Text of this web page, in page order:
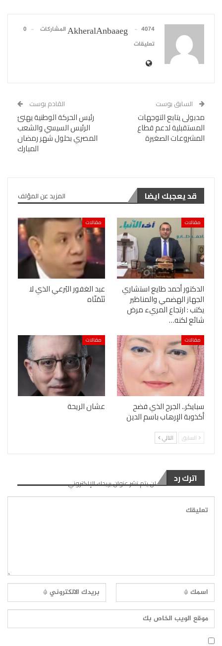
AkheralAnbaaeg 4074 المشاركات
0
تعليقات
السابق بوست
مدبولى يتابع التوجهات
المستقبلية لدعم قطاع
المشروعات الصغيرة
القادم بوست
رئيس الحركة الوطنية يهنئ
الرئيس السيسي والشعب
المصري بحلول شهر رمضان
المبارك
قد يعجبك ايضا المزيد عن المؤلف
مقالات
الدكتور أحمد طايع استشاري
الجهاز الهضمي والمناظير
يكتب : ارتجاع المريء مرض
شائع لكنه…
مقالات
عبد الغفور البُرعي الذي لا
نَتَمَنّاه
مقالات
سبايكر.. الجرح الذي فضح
أكذوبة الإرهاب باسم الدين
مقالات
عشان الريحة
السابق التالي
اترك رد لن يتم نشر عنوان بريدك الإلكتروني.